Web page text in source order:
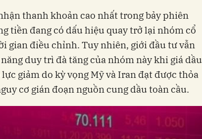
thanh khoản cao nhất trong bảy phiên
tiền đang có dấu hiệu quay trở lại nhóm cổ
gian điều chỉnh. Tuy nhiên, giới đầu tư vẫn
duy trì đà tăng của nhóm này khi giá dầu
giảm do kỳ vọng Mỹ và Iran đạt được thỏa
cơ gián đoạn nguồn cung dầu toàn cầu.